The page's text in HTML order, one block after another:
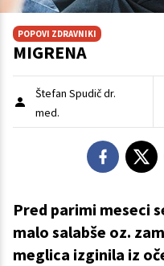
POPOVI ZDRAVNIKI
MIGRENA
Štefan Spudič dr.
med.
Pred parimi meseci
malo salabše oz.
meglica izginila iz